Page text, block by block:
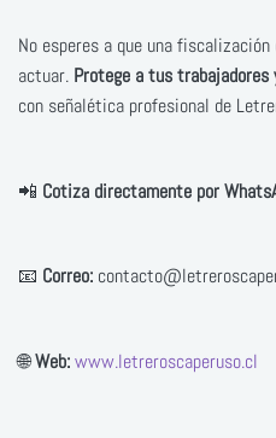
No esperes a que una
actuar. Protege a tus
con señalética profesional de
📲 Cotiza directamente por
📧 Correo:
🌐Web:www.letreroscaperuso.cl